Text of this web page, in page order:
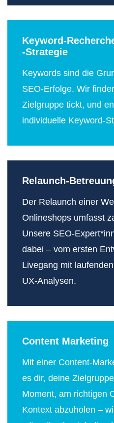
Keyword-
-Strategie
Keywords sind die
SEO-Erfolge. Wir
Zielgruppe tickt, und
individuelle Keyword-
Relaunch-
Der Relaunch einer
Onlineshops umfasst
Unsere SEO-
dabei – vom ersten
Livegang mit
UX-Analysen.
Content Marketing
Mit einer Content-
es dir, deine
Moment, am richtigen
Kontext abzuholen –